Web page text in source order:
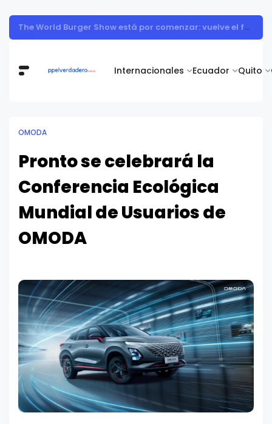
Internacionales Ecuador Quito
Muestra de arte contemporáneo reunió a cuerpo diplomático y artistas nacionales en la Academia Diplomática Galo Plaza
OMODA
Pronto se celebrará la
Conferencia Ecológica
Mundial de Usuarios de
OMODA